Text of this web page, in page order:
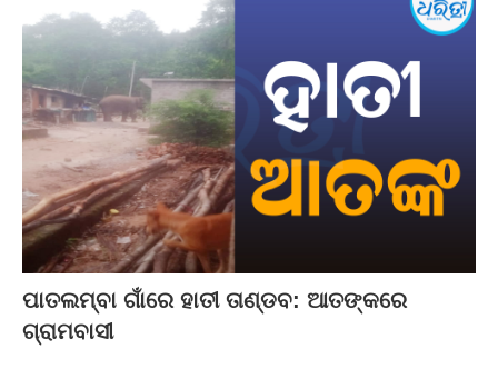
ପାତଲମ୍ବା ଗାଁରେ ହାତୀ ତାଣ୍ଡବ: ଆତଙ୍କରେ
ଗ୍ରାମବାସୀ